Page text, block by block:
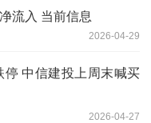
流入 当前信息
2026-04-29
停 中信建投上周末喊买
2026-04-27